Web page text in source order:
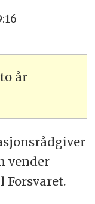
år
vender